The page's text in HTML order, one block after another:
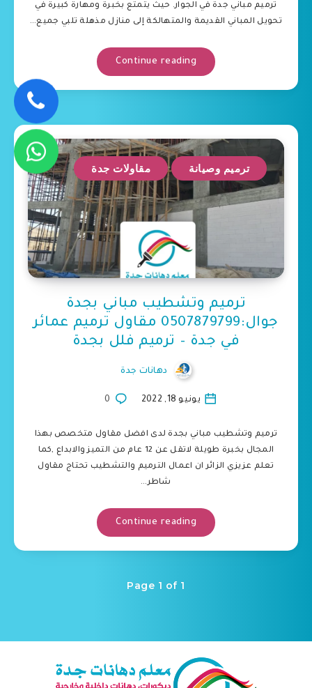
ترميم مباني جدة في الجوار. حيث يتمتع بخبرة ومهارة كبيرة في
تحويل المباني القديمة والمتهالكة إلى منازل مذهلة تلبي جميع…
Continue reading
ترميم وصيانة مقاولات جدة
ترميم وتشطيب مباني بجدة
جوال:0507879799 مقاول ترميم عمائر
في جدة – ترميم فلل بجدة
دهانات جدة
يونيو 18, 2022 0
ترميم وتشطيب مباني بجدة لدى افضل مقاول متخصص بهذا
المجال بخبرة طويلة لاتقل عن 12 عام من التميز والابداع ,كما
تعلم عزيزي الزائر ان اعمال الترميم والتشطيب تحتاج مقاول
شاطر…
Continue reading
Page 1 of 1